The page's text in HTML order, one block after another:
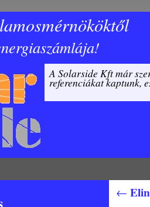
A Solarside Kft már
referenciákat kaptunk,
←